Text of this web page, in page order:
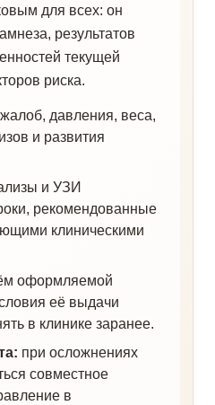
для всех: он
результатов
текущей
риска.
давления, веса,
и развития
и УЗИ
рекомендованные
клиническими
оформляемой
её выдачи
в клинике заранее.
при осложнениях
совместное
в